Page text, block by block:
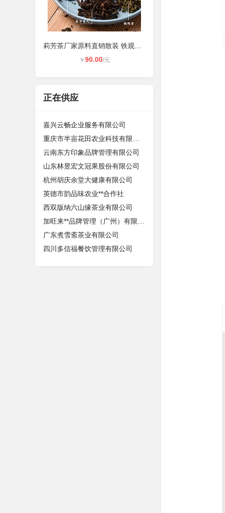
￥ 90.00/元
正在供应
嘉兴云畅企业服务有限公司
云南东方印象品牌管理有限公司
山东林昱宏文冠果股份有限公司
杭州胡庆余堂大健康有限公司
英德市韵品味农业**合作社
西双版纳六山缘茶业有限公司
广东煮雪斋茶业有限公司
四川多信福餐饮管理有限公司